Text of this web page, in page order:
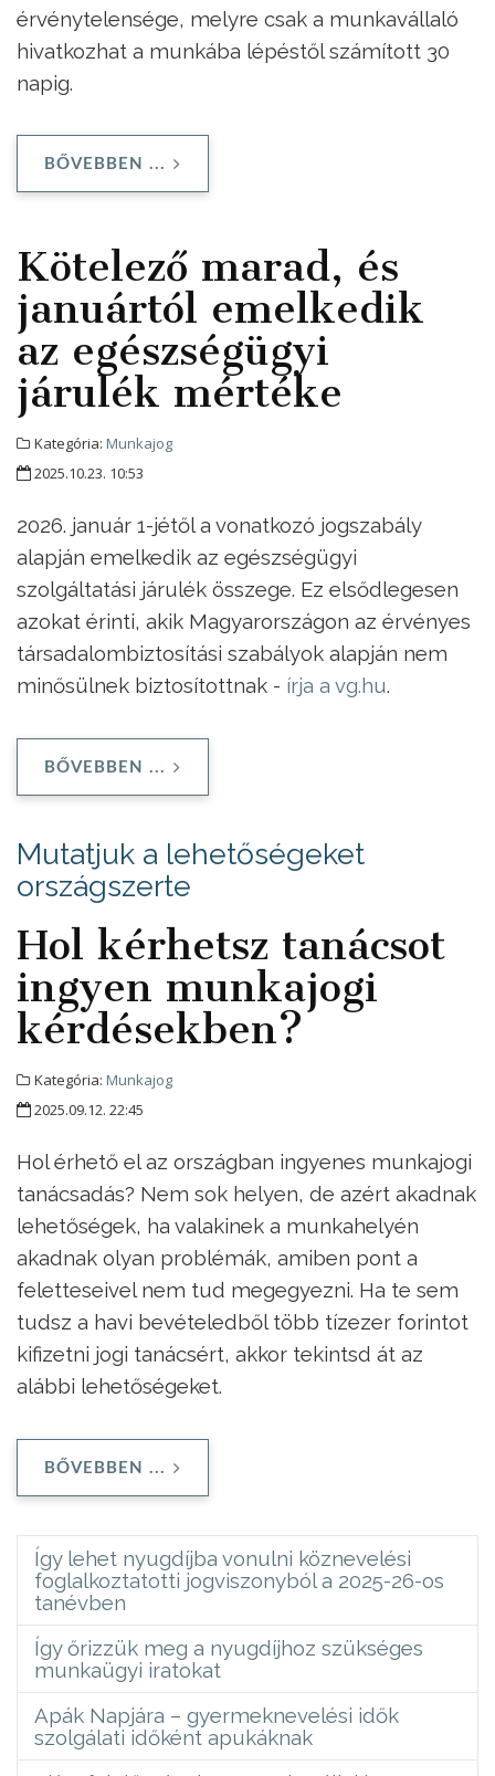
érvénytelensége, melyre csak a munkavállaló
hivatkozhat a munkába lépéstől számított 30
napig.
BŐVEBBEN ...
Kötelező marad, és
januártól emelkedik
az egészségügyi
járulék mértéke
Kategória: Munkajog
2025.10.23. 10:53
2026. január 1-jétől a vonatkozó jogszabály
alapján emelkedik az egészségügyi
szolgáltatási járulék összege. Ez elsődlegesen
azokat érinti, akik Magyarországon az érvényes
társadalombiztosítási szabályok alapján nem
minősülnek biztosítottnak - írja a vg.hu.
BŐVEBBEN ...
Mutatjuk a lehetőségeket
országszerte
Hol kérhetsz tanácsot
ingyen munkajogi
kérdésekben?
Kategória: Munkajog
2025.09.12. 22:45
Hol érhető el az országban ingyenes munkajogi
tanácsadás? Nem sok helyen, de azért akadnak
lehetőségek, ha valakinek a munkahelyén
akadnak olyan problémák, amiben pont a
feletteseivel nem tud megegyezni. Ha te sem
tudsz a havi bevételedből több tízezer forintot
kifizetni jogi tanácsért, akkor tekintsd át az
alábbi lehetőségeket.
BŐVEBBEN ...
Így lehet nyugdíjba vonulni köznevelési
foglalkoztatotti jogviszonyból a 2025-26-os
tanévben
Így őrizzük meg a nyugdíjhoz szükséges
munkaügyi iratokat
Apák Napjára – gyermeknevelési idők
szolgálati időként apukáknak